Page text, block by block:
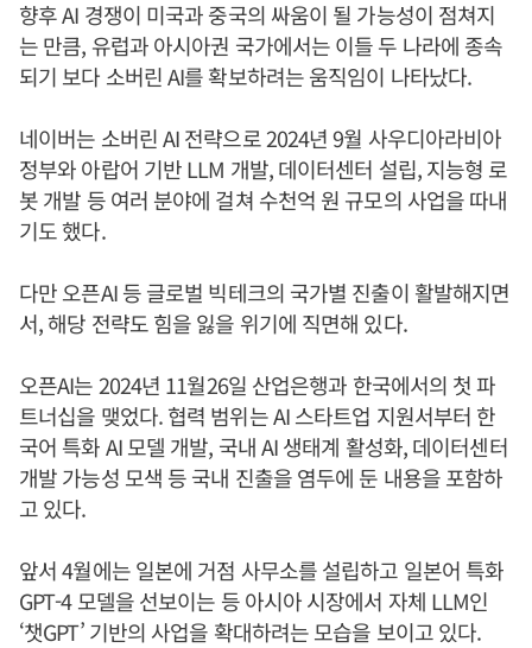
향후 AI 경쟁이 미국과 중국의 싸움이 될 가능성이 점쳐지
는 만큼, 유럽과 아시아권 국가에서는 이들 두 나라에 종속
되기 보다 소버린 AI를 확보하려는 움직임이 나타났다.
네이버는 소버린 AI 전략으로 2024년 9월 사우디아라비아
정부와 아랍어 기반 LLM 개발, 데이터센터 설립, 지능형 로
봇 개발 등 여러 분야에 걸쳐 수천억 원 규모의 사업을 따내
기도 했다.
다만 오픈AI 등 글로벌 빅테크의 국가별 진출이 활발해지면
서, 해당 전략도 힘을 잃을 위기에 직면해 있다.
오픈AI는 2024년 11월26일 산업은행과 한국에서의 첫 파
트너십을 맺었다. 협력 범위는 AI 스타트업 지원서부터 한
국어 특화 AI 모델 개발, 국내 AI 생태계 활성화, 데이터센터
개발 가능성 모색 등 국내 진출을 염두에 둔 내용을 포함하
고 있다.
앞서 4월에는 일본에 거점 사무소를 설립하고 일본어 특화
GPT-4 모델을 선보이는 등 아시아 시장에서 자체 LLM인
‘챗GPT’ 기반의 사업을 확대하려는 모습을 보이고 있다.